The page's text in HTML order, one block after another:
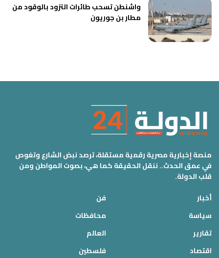
واشنطن تسحب طائرات التزود بالوقود من
مطار بن جوريون
منصة إخبارية مصرية رقمية مستقلة، ترصد نبض الشارع وتغوص
في عمق الحدث.. ننقل الحقيقة كما هي، بصوت المواطن ومن
قلب الدولة.
أخبار
سياسة
تقارير
اقتصاد
فن
محافظات
العالم
فلسطين